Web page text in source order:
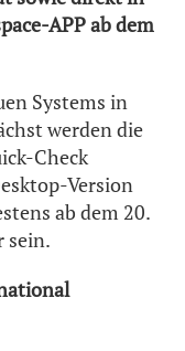
APP ab dem
Systems in
werden die
Check
Version
ab dem 20.
sein.